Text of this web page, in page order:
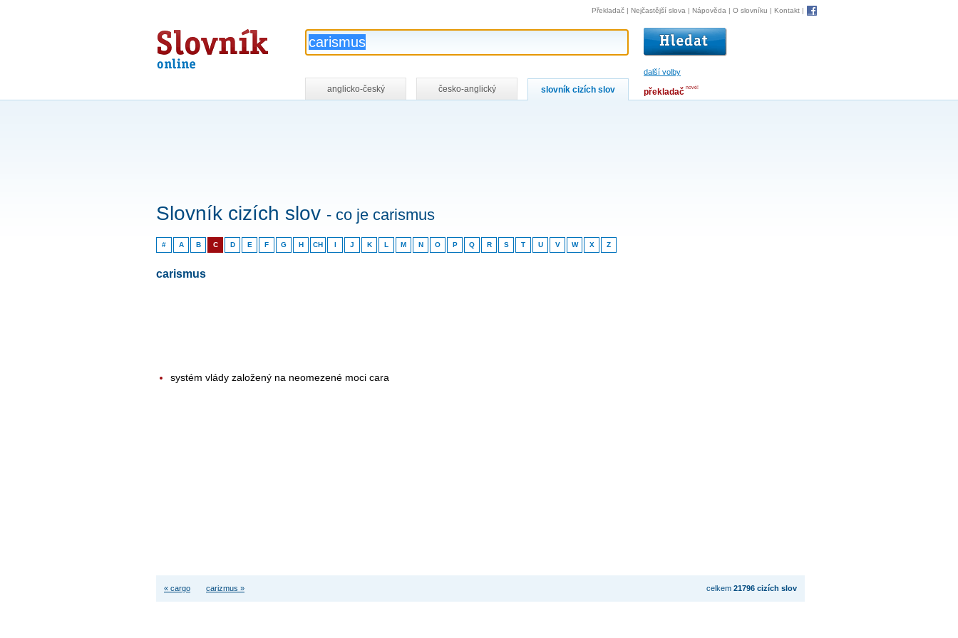
Slovník
online
další volby
Překladač | Nejčastější slova | Nápověda | O slovníku | Kontakt |
anglicko-český česko-anglický slovník cizích slov překladač nové!
Slovník cizích slov - co je carismus
# A B C D E F G H CH I J K L M N O P Q R S T U V W X Z
carismus
systém vlády založený na neomezené moci cara
celkem 21796 cizích slov
« cargo carizmus »